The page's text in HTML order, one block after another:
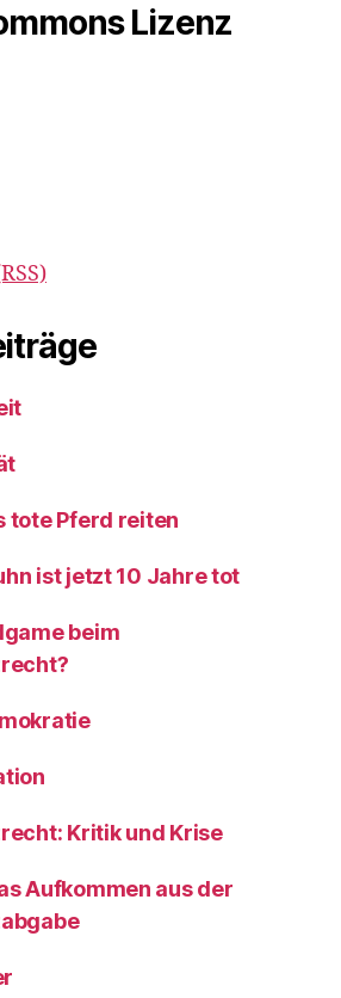
Lizenz
tote Pferd reiten
ist jetzt 10 Jahre tot
beim
Kritik und Krise
Aufkommen aus der